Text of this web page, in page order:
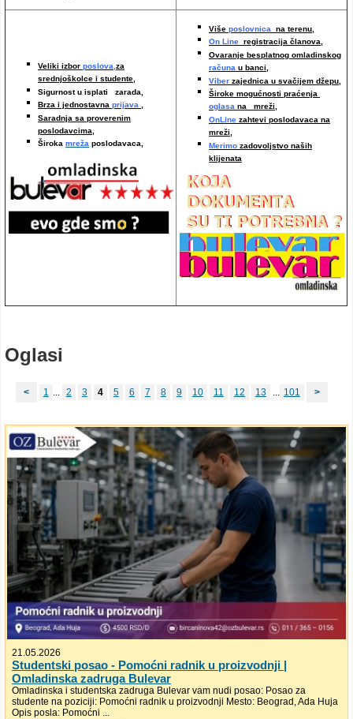
Veliki izbor poslova,za
srednjoškolce i studente,
Sigurnost u isplati zarada,
Brza i jednostavna prijava ,
Saradnja sa proverenim
poslodavcima,
Široka mreža poslodavaca,
Više poslovnica na terenu,
On Line registracija članova,
Ovaranje besplatnog omladinskog
računa u banci,
Viber zajednica u svačijem džepu,
Široke mogućnosti praćenja
oglasa na mreži,
OnLine zahtevi poslodavaca na
mreži,
Merimo zadovoljstvo naših
klijenata
Oglasi
< 1 ... 2 3 4 5 6 7 8 9 10 11 12 13 ... 101 >
21.05.2026
Studentski posao - Pomoćni radnik u proizvodnji |
Omladinska zadruga Bulevar
Omladinska i studentska zadruga Bulevar vam nudi posao: Posao za
studente na poziciji: Pomoćni radnik u proizvodnji Mesto: Beograd, Ada Huja
Opis posla: Pomoćni ...